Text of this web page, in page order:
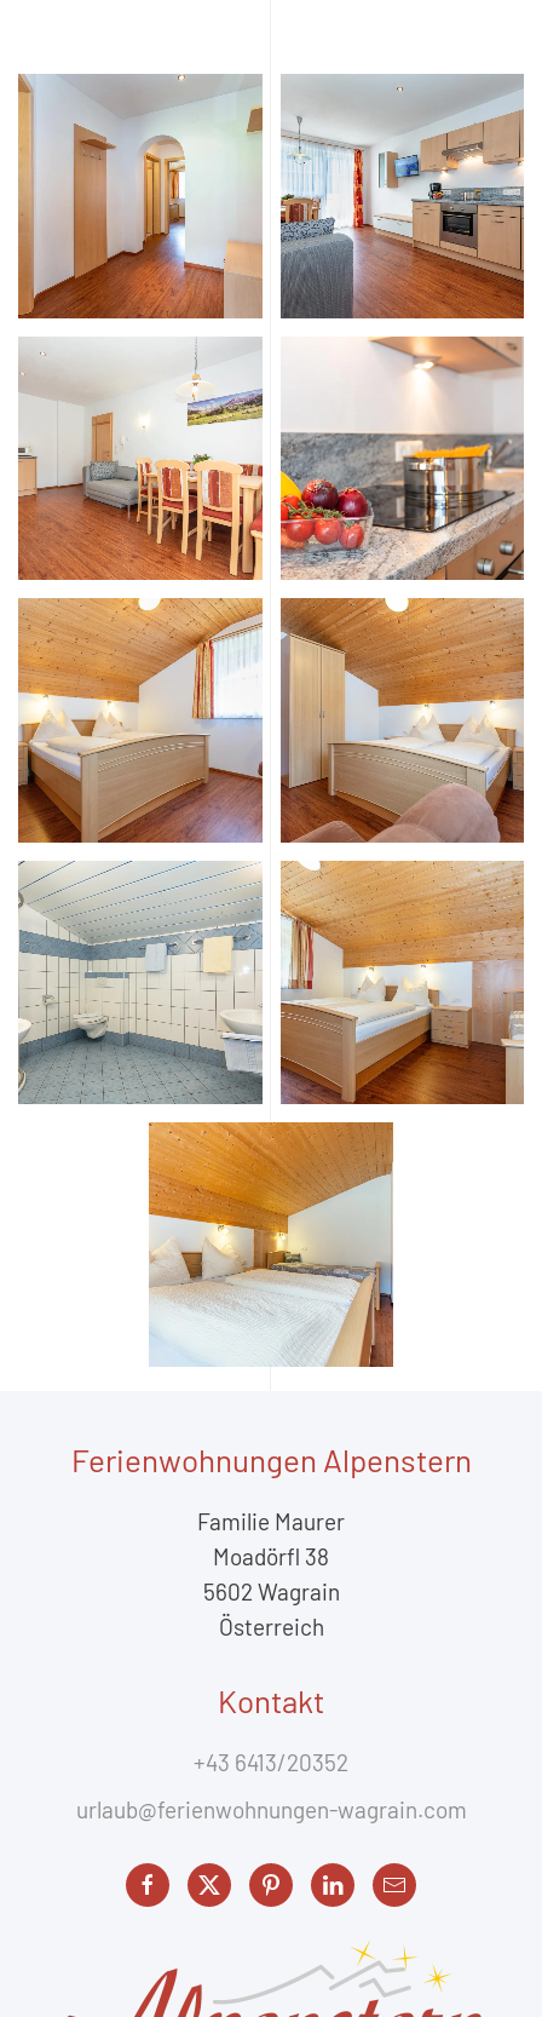
Ferienwohnungen Alpenstern
Familie Maurer
Moadörfl 38
5602 Wagrain
Österreich
Kontakt
+43 6413/20352
urlaub@ferienwohnungen-wagrain.com